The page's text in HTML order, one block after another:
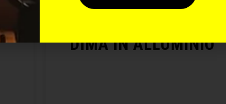
DIMA IN ALLUMINIO